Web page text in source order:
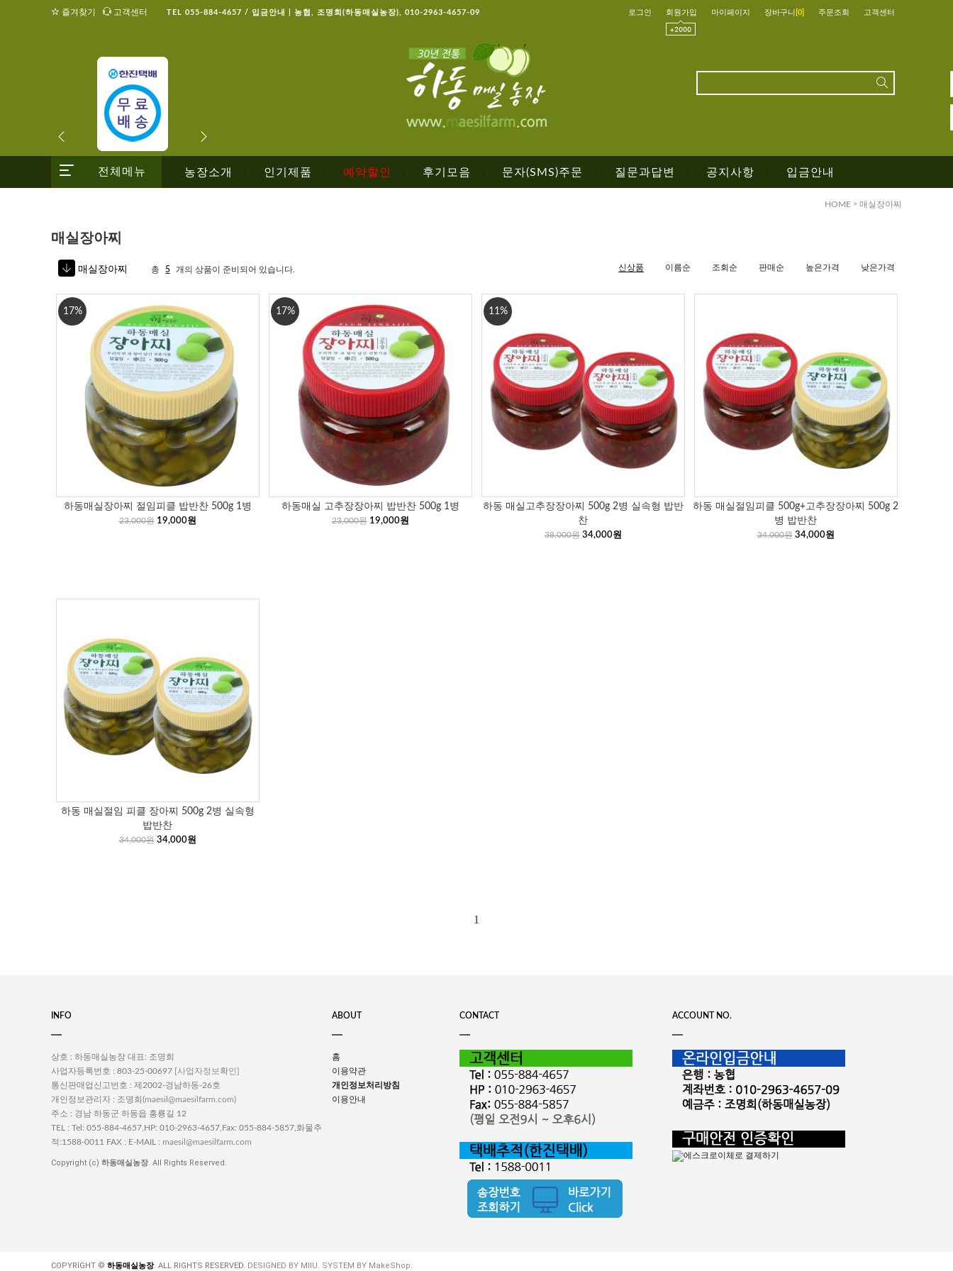
즐겨찾기 고객센터 TEL 055-884-4657 / 입금안내 | 농협, 조명희(하동매실농장), 010-2963-4657-09 로그인 회원가입 마이페이지 장바구니 0 주문조회 고객센터
전체메뉴 농장소개 인기제품 예약할인 후기모음 문자(SMS)주문 질문과답변 공지사항 입금안내
HOME > 매실장아찌
매실장아찌
매실장아찌 총 5 개의 상품이 준비되어 있습니다. 신상품 이름순 조회순 판매순 높은가격 낮은가격
하동매실장아찌 절임피클 밥반찬 500g 1병
23,000원
17%
19,000원
하동매실 고추장장아찌 밥반찬 500g 1병
23,000원
17%
19,000원
하동 매실고추장장아찌 500g 2병 실속형 밥반
찬
38,000원
11%
34,000원
하동 매실절임피클 500g+고추장장아찌 500g 2
병 밥반찬
34,000원 34,000원
하동 매실절임 피클 장아찌 500g 2병 실속형
밥반찬
34,000원 34,000원
1
INFO
상호 : 하동매실농장 대표: 조명희
사업자등록번호 : 803-25-00697
[사업자정보확인]
통신판매업신고번호 : 제2002-경남하동-26호
개인정보관리자 : 조명희(maesil@maesilfarm.com)
주소 : 경남 하동군 하동읍 흥룡길 12
TEL : Tel: 055-884-4657,HP: 010-2963-4657,Fax: 055-884-5857,화물추
적:1588-0011 FAX : E-MAIL : maesil@maesilfarm.com
Copyright (c) 하동매실농장. All Rights Reserved.
ABOUT
홈
이용약관
개인정보처리방침
이용안내
CONTACT ACCOUNT NO.
COPYRIGHT © 하동매실농장. ALL RIGHTS RESERVED.